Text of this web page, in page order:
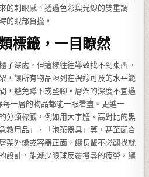
的刺眼感。透過色彩與光線的雙重調
的眼部負擔。
標籤，一目瞭然
子深處，但這樣往往導致找不到東西。
，讓所有物品陳列在視線可及的水平範
，避免蹲下或墊腳。層架的深度不宜過
一層的物品都能一眼看盡。更進一
分類標籤，例如用大字體、高對比的黑
救用品」、「泡茶器具」等，甚至配合
架外緣或容器正面，讓長輩不必翻找就
設計，能減少眼球反覆搜尋的疲勞，讓